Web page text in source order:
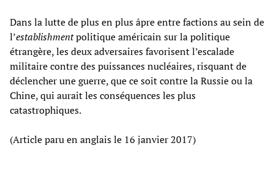
Dans la lutte de plus en plus âpre entre factions au sein de
l’establishmentpolitique américain sur la politique
étrangère, les deux adversaires favorisent l’escalade
militaire contre des puissances nucléaires, risquant de
déclencher une guerre, que ce soit contre la Russie ou la
Chine, qui aurait les conséquences les plus
catastrophiques.
(Article paru en anglais le 16 janvier 2017)